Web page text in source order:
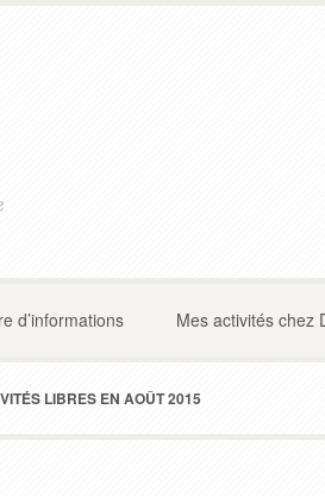
d’informations Mes activités chez
LIBRES EN AOÛT 2015